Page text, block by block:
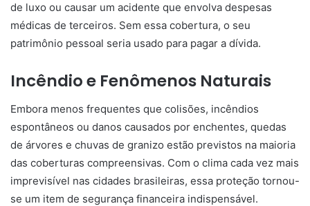
de luxo ou causar um acidente que envolva despesas
médicas de terceiros. Sem essa cobertura, o seu
patrimônio pessoal seria usado para pagar a dívida.
Incêndio e Fenômenos Naturais
Embora menos frequentes que colisões, incêndios
espontâneos ou danos causados por enchentes, quedas
de árvores e chuvas de granizo estão previstos na maioria
das coberturas compreensivas. Com o clima cada vez mais
imprevisível nas cidades brasileiras, essa proteção tornou-
se um item de segurança financeira indispensável.